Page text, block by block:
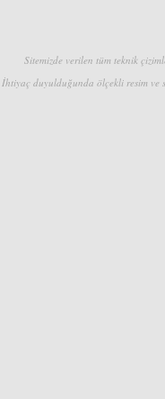
Sitemizde verilen tüm teknik
İhtiyaç duyulduğunda ölçekli resim ve